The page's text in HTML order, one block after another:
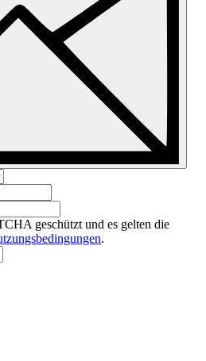
geschützt und es gelten die
.